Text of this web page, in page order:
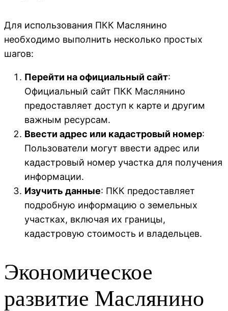
Для использования ПКК Маслянино
необходимо выполнить несколько простых
шагов:
Перейти на официальный сайт:
Официальный сайт ПКК Маслянино
предоставляет доступ к карте и другим
важным ресурсам.
Ввести адрес или кадастровый номер:
Пользователи могут ввести адрес или
кадастровый номер участка для получения
информации.
Изучить данные: ПКК предоставляет
подробную информацию о земельных
участках, включая их границы,
кадастровую стоимость и владельцев.
Экономическое
развитие Маслянино